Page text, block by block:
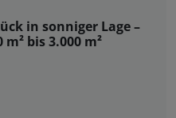
in sonniger Lage –
bis 3.000 m²